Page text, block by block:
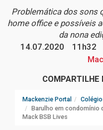
Problemática dos sons
home office e possíveis
da nona
14.07.2020
11h32
COMPARTILHE
Mackenzie Portal
Barulho em condomínio
Mack BSB Lives